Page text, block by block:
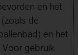
en het
de
en het
gebruik